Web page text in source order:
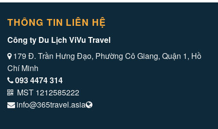
THÔNG TIN LIÊN HỆ
Công ty Du Lịch ViVu Travel
179 Đ. Trần Hưng Đạo, Phường Cô Giang, Quận 1, Hồ
Chí Minh
093 4474 314
MST 1212585222
info@365travel.asia